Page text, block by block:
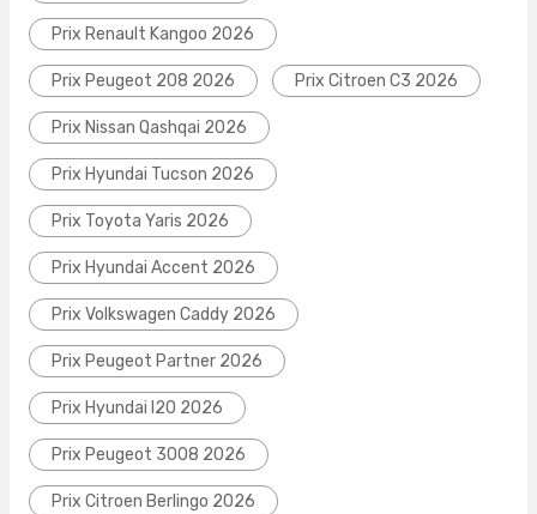
Prix Renault Kangoo 2026
Prix Peugeot 208 2026 Prix Citroen C3 2026
Prix Nissan Qashqai 2026
Prix Hyundai Tucson 2026
Prix Toyota Yaris 2026
Prix Hyundai Accent 2026
Prix Volkswagen Caddy 2026
Prix Peugeot Partner 2026
Prix Hyundai I20 2026
Prix Peugeot 3008 2026
Prix Citroen Berlingo 2026